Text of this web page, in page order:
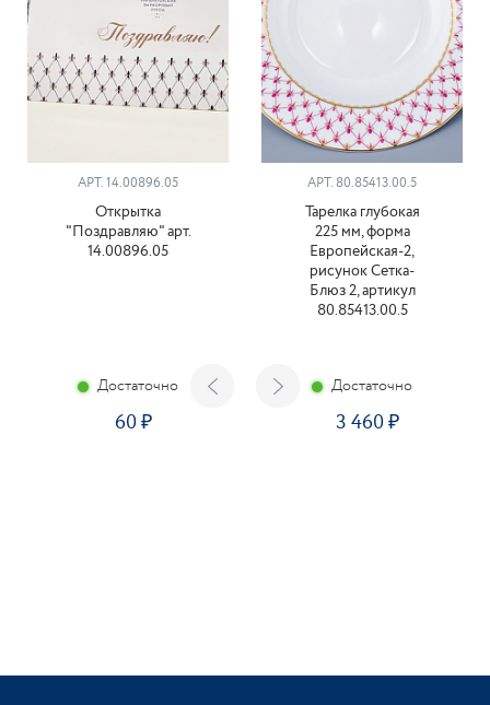
АРТ. 14.00896.05
Открытка
"Поздравляю" арт.
14.00896.05
Достаточно
60
АРТ. 80.85413.00.5
Тарелка глубокая
225 мм, форма
Европейская-2,
рисунок Сетка-
Блюз 2, артикул
80.85413.00.5
Достаточно
3 460